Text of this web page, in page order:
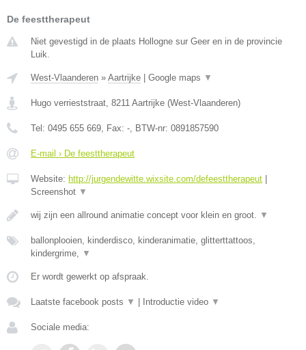
De feesttherapeut
Niet gevestigd in de plaats Hollogne sur Geer en in de provincie
Luik.
West-Vlaanderen » Aartrijke | Google maps ▼
Hugo verrieststraat 8211 Aartrijke (West-Vlaanderen)
Tel: 0495 655 669 , Fax: - , BTW-nr: 0891857590
E-mail › De feesttherapeut
Website: http://jurgendewitte.wixsite.com/defeesttherapeut |
Screenshot ▼
wij zijn een allround animatie concept voor klein en groot. ▼
ballonplooien, kinderdisco, kinderanimatie, glitterttattoos,
kindergrime,
▼
Er wordt gewerkt op afspraak.
Laatste facebook posts ▼ | Introductie video ▼
Sociale media: